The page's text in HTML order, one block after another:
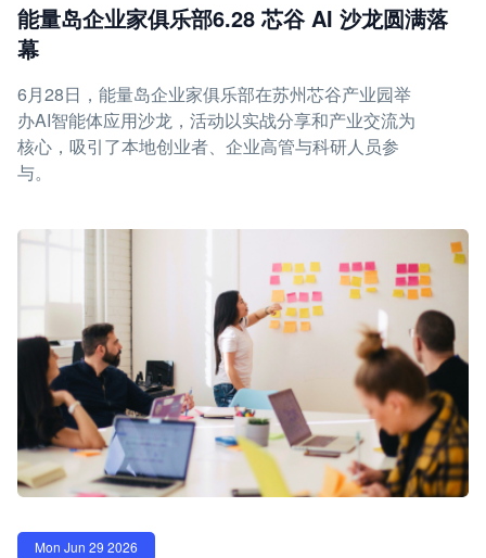
能量岛企业家俱乐部6.28 芯谷 AI 沙龙圆满落
幕
6月28日，能量岛企业家俱乐部在苏州芯谷产业园举
办AI智能体应用沙龙，活动以实战分享和产业交流为
核心，吸引了本地创业者、企业高管与科研人员参
与。
Mon Jun 29 2026